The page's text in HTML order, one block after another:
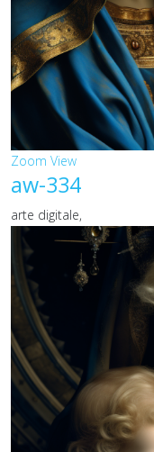
Zoom View
aw-334
arte digitale,